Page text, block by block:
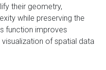
their geometry,
while preserving the
function improves
of spatial data